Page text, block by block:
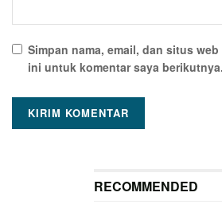
Simpan nama, email, dan situs
ini untuk komentar saya berikutnya.
RECOMMENDED